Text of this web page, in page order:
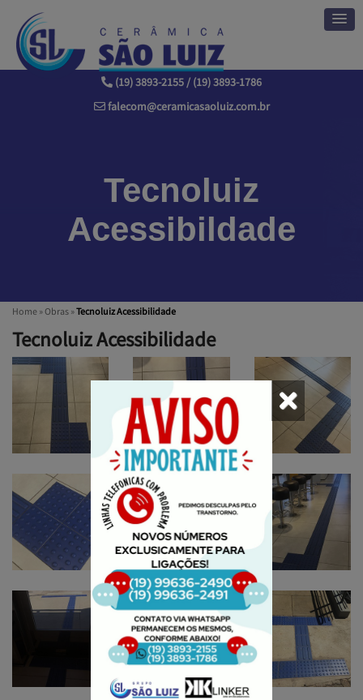
(19) 3893-2155 / (19) 3893-1786
falecom@ceramicasaoluiz.com.br
Tecnoluiz
Acessibildade
Home » Obras »Tecnoluiz Acessibilidade
Tecnoluiz Acessibilidade